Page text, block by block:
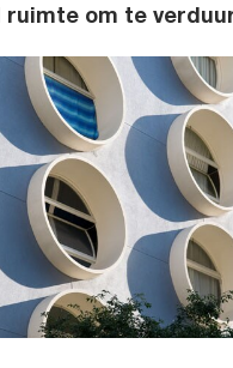
om te